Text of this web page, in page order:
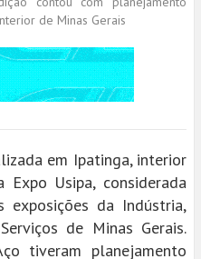
de Minas Gerais
em Ipatinga, interior
Usipa, considerada
exposições da Indústria,
de Minas Gerais.
tiveram planejamento